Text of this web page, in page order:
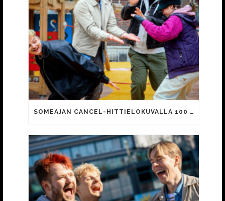
SOMEAJAN CANCEL-HITTIELOKUVALLA 100 000 KATSOJAA!